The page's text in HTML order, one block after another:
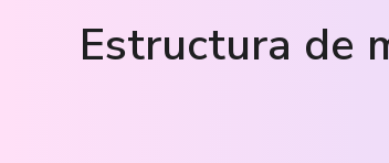
Estructura de